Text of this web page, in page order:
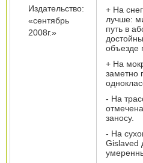
Издательство:
«сентябрь
2008г.»
+ На
лучше:
путь в
объезде
+ На
заметно
- На
заносу.
- На
Gislaved